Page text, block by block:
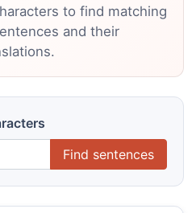
to find matching
and their
Find sentences